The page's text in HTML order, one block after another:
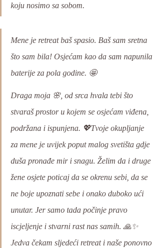
koju nosimo sa sobom.
Mene je retreat baš spasio. Baš sam sretna
što sam bila! Osjećam kao da sam napunila
baterije za pola godine. 🤩
Draga moja 🌸, od srca hvala tebi što
stvaraš prostor u kojem se osjećam viđena,
podržana i ispunjena. 💖Tvoje okupljanje
za mene je uvijek poput malog svetišta gdje
duša pronađe mir i snagu. Želim da i druge
žene osjete poticaj da se okrenu sebi, da se
ne boje upoznati sebe i onako duboko ući
unutar. Jer samo tada počinje pravo
iscjeljenje i stvarni rast nas samih. 🙏✨
Jedva čekam sljedeći retreat i naše ponovno